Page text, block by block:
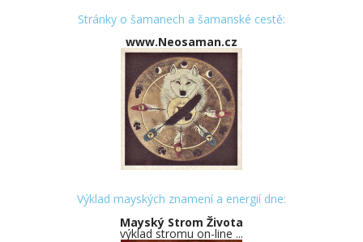
Stránky o šamanech a šamanské cestě:
www.Neosaman.cz
Výklad mayských znamení a energií dne:
Mayský Strom Života
výklad stromu on-line ...